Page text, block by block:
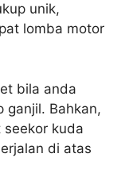
unik,
lomba motor
bila anda
ganjil. Bahkan,
seekor kuda
di atas